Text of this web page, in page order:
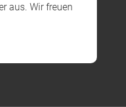
aus. Wir freuen